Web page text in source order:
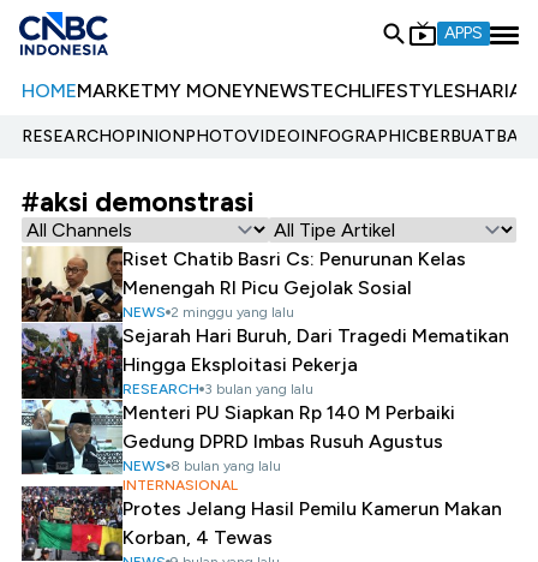
APPS
HOMEMARKETMY MONEYNEWSTECHLIFESTYLESHARIA
RESEARCHOPINIONPHOTOVIDEOINFOGRAPHIC
#aksi demonstrasi
Riset Chatib Basri Cs: Penurunan Kelas
Menengah RI Picu Gejolak Sosial
NEWS 2 minggu yang lalu
Sejarah Hari Buruh, Dari Tragedi Mematikan
Hingga Eksploitasi Pekerja
RESEARCH 3 bulan yang lalu
Menteri PU Siapkan Rp 140 M Perbaiki
Gedung DPRD Imbas Rusuh Agustus
NEWS 8 bulan yang lalu
INTERNASIONAL
Protes Jelang Hasil Pemilu Kamerun Makan
Korban, 4 Tewas